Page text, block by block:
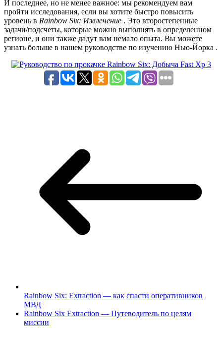
И последнее, но не менее важное: мы рекомендуем вам
пройти исследования, если вы хотите быстро повысить
уровень в Rainbow Six: Извлечение . Это второстепенные
задачи/подсчеты, которые можно выполнять в определенном
регионе, и они также дадут вам немало опыта. Вы можете
узнать больше в нашем руководстве по изучению Нью-Йорка .
Rainbow Six: Extraction — как спасти оперативников
МВД
Rainbow Six Extraction — Путеводитель по целям
миссии